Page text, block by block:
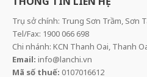
Trụ sở chính: Trung Sơn Trầm, Sơn
Tel/Fax: 1900 066 698
Chi nhánh: KCN Thanh Oai, Thanh
Email: info@lanchi.vn
Mã số thuế: 0107016612